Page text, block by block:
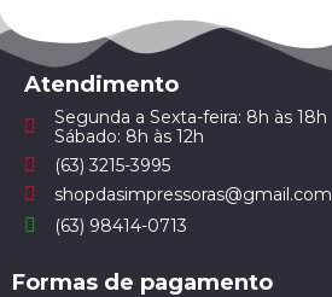
Atendimento
Segunda a Sexta-feira: 8h às 18h
Sábado: 8h às 12h
(63) 3215-3995
shopdasimpressoras@gmail.com
(63) 98414-0713
Formas de pagamento